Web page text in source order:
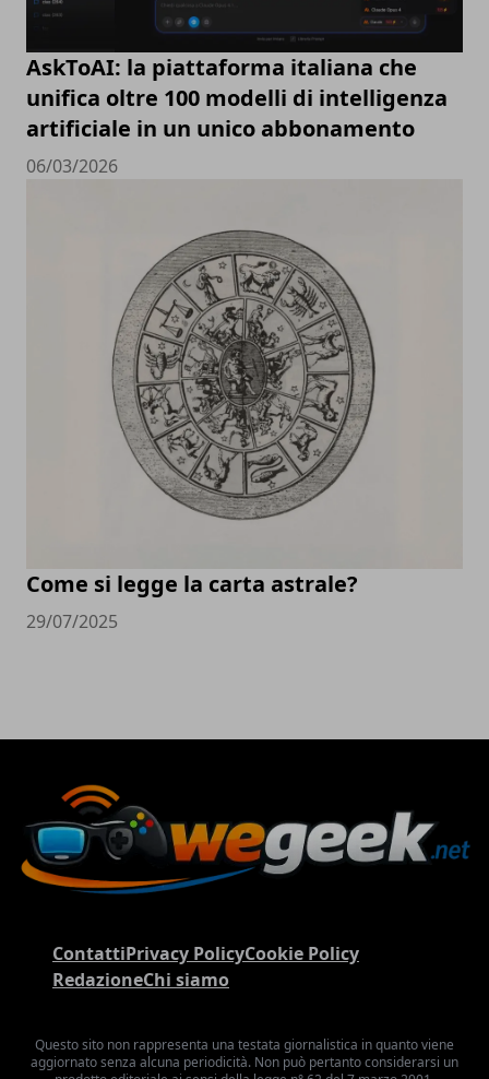
AskToAI: la piattaforma italiana che
unifica oltre 100 modelli di intelligenza
artificiale in un unico abbonamento
06/03/2026
Come si legge la carta astrale?
29/07/2025
ContattiPrivacy PolicyCookie Policy
RedazioneChi siamo
Questo sito non rappresenta una testata giornalistica in quanto viene
aggiornato senza alcuna periodicità. Non può pertanto considerarsi un